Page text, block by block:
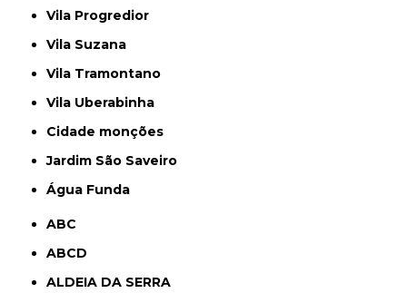
Vila Progredior
Vila Suzana
Vila Tramontano
Vila Uberabinha
cidade monções
jardim São Saveiro
Água Funda
ABC
ABCD
ALDEIA DA SERRA